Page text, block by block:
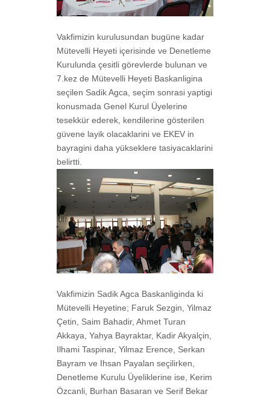
Vakfimizin kurulusundan bugüne kadar
Mütevelli Heyeti içerisinde ve Denetleme
Kurulunda çesitli görevlerde bulunan ve
7.kez de Mütevelli Heyeti Baskanligina
seçilen Sadik Agca, seçim sonrasi yaptigi
konusmada Genel Kurul Üyelerine
tesekkür ederek, kendilerine gösterilen
güvene layik olacaklarini ve EKEV in
bayragini daha yükseklere tasiyacaklarini
belirtti.
Vakfimizin Sadik Agca Baskanliginda ki
Mütevelli Heyetine; Faruk Sezgin, Yilmaz
Çetin, Saim Bahadir, Ahmet Turan
Akkaya, Yahya Bayraktar, Kadir Akyalçin,
Ilhami Taspinar, Yilmaz Erence, Serkan
Bayram ve Ihsan Payalan seçilirken,
Denetleme Kurulu Üyeliklerine ise, Kerim
Özcanli, Burhan Basaran ve Serif Bekar